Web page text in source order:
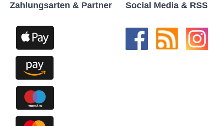
Zahlungsarten & Partner Social Media & RSS